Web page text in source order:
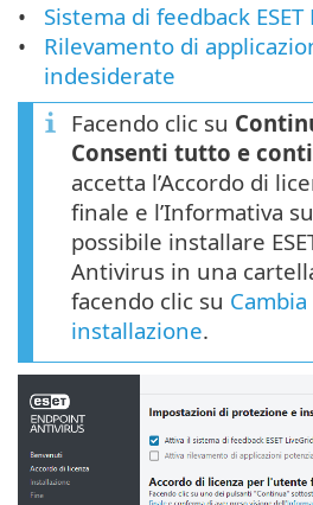
Sistema di feedback
Rilevamento di
indesiderate
Facendo clic su
Consenti tutto e
accetta l’Accordo di
finale e l’Informativa
possibile installare
Antivirus in una
facendo clic su
installazione.